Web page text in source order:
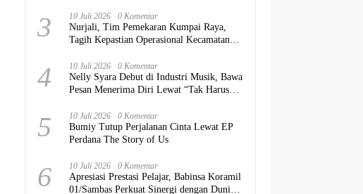
3 10 Juli 2026 0 Komentar
Nurjali, Tim Pemekaran Kumpai Raya,
Tagih Kepastian Operasional Kecamatan
4 10 Juli 2026 0 Komentar
Nelly Syara Debut di Industri Musik, Bawa
Pesan Menerima Diri Lewat “Tak Harus
5 10 Juli 2026 0 Komentar
Bumiy Tutup Perjalanan Cinta Lewat EP
Perdana The Story of Us
6 10 Juli 2026 0 Komentar
Apresiasi Prestasi Pelajar, Babinsa Koramil
01/Sambas Perkuat Sinergi dengan Dunia